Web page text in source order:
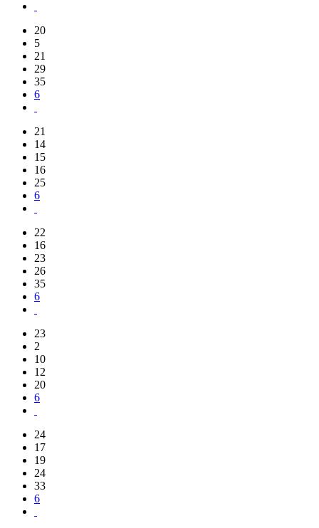
20
5
21
29
35
6
21
14
15
16
25
6
22
16
23
26
35
6
23
2
10
12
20
6
24
17
19
24
33
6